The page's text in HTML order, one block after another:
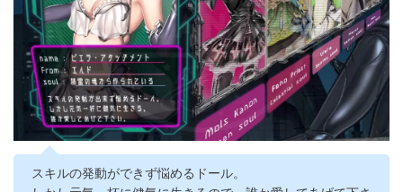
スキルの発動ができず悩めるドール。